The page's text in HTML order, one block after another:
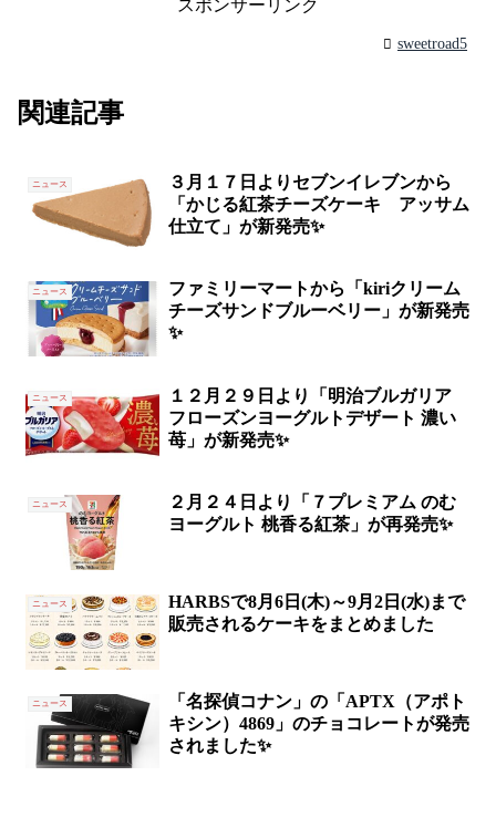
スポンサーリンク
sweetroad5
関連記事
ニュース
３月１７日よりセブンイレブンから
「かじる紅茶チーズケーキ アッサム
仕立て」が新発売✨
ニュース
ファミリーマートから「kiriクリーム
チーズサンドブルーベリー」が新発売
✨
ニュース
１２月２９日より「明治ブルガリア
フローズンヨーグルトデザート 濃い
苺」が新発売✨
ニュース
２月２４日より「７プレミアム のむ
ヨーグルト 桃香る紅茶」が再発売✨
ニュース
HARBSで8月6日(木)～9月2日(水)まで
販売されるケーキをまとめました
ニュース
「名探偵コナン」の「APTX（アポト
キシン）4869」のチョコレートが発売
されました✨